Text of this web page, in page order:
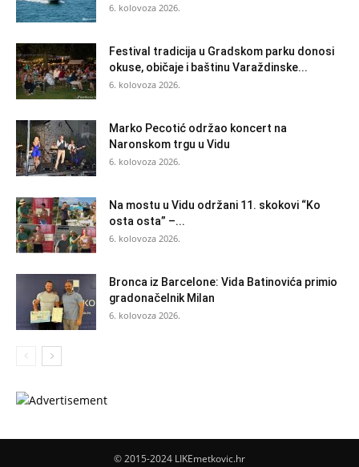
6. kolovoza 2026.
Festival tradicija u Gradskom parku donosi
okuse, običaje i baštinu Varaždinske...
6. kolovoza 2026.
Marko Pecotić održao koncert na
Naronskom trgu u Vidu
6. kolovoza 2026.
Na mostu u Vidu održani 11. skokovi “Ko
osta osta” –...
6. kolovoza 2026.
Bronca iz Barcelone: Vida Batinovića primio
gradonačelnik Milan
6. kolovoza 2026.
© 2015-2024 LIKEmetkovic.hr